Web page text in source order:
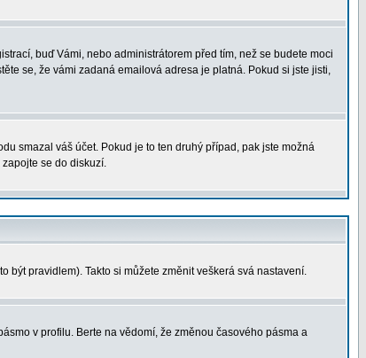
buď Vámi, nebo administrátorem před tím, než se budete moci
se, že vámi zadaná emailová adresa je platná. Pokud si jste jisti,
smazal váš účet. Pokud je to ten druhý případ, pak jste možná
se do diskuzí.
být pravidlem). Takto si můžete změnit veškerá svá nastavení.
v profilu. Berte na vědomí, že změnou časového pásma a